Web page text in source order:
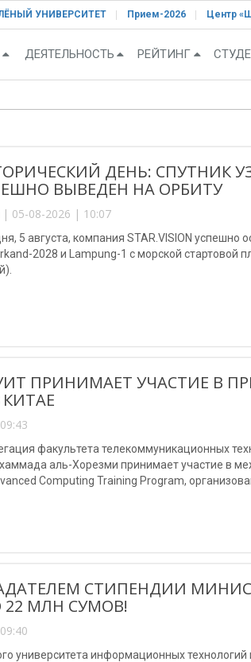
УНИВЕРСИТЕТ Прием-2026 Центр
ДЕЯТЕЛЬНОСТЬ РЕЙТИНГ
ДЕНЬ: СПУТНИК
ВЫВЕДЕН НА ОРБИТУ
| 05-08-2026 | 10:07
5 августа, компания STAR.VISION успешно
2028 и Lampung-1 с морской
ПРИНИМАЕТ УЧАСТИЕ В
факультета телекоммуникационных
аль-Хорезми принимает участие в
Computing Training Program,
СТИПЕНДИИ
МЛН СУМОВ!
университета информационных